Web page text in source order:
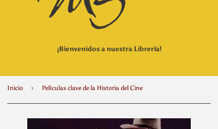
¡Bienvenidos a nuestra Librería!
Inicio › Películas clave de la Historia del Cine